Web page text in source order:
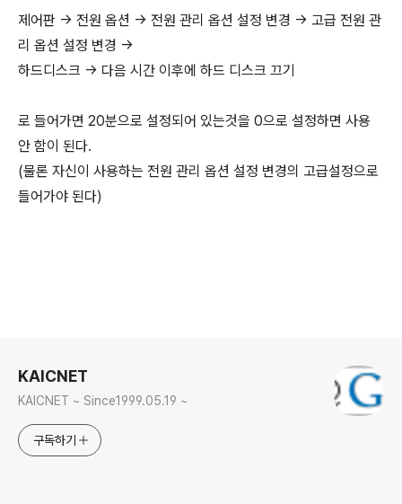
제어판 -> 전원 옵션 -> 전원 관리 옵션 설정 변경 -> 고급 전원 관
리 옵션 설정 변경 ->
하드디스크 -> 다음 시간 이후에 하드 디스크 끄기
로 들어가면 20분으로 설정되어 있는것을 0으로 설정하면 사용
안 함이 된다.
(물론 자신이 사용하는 전원 관리 옵션 설정 변경의 고급설정으로
들어가야 된다)
KAICNET
KAICNET ~ Since1999.05.19 ~
구독하기